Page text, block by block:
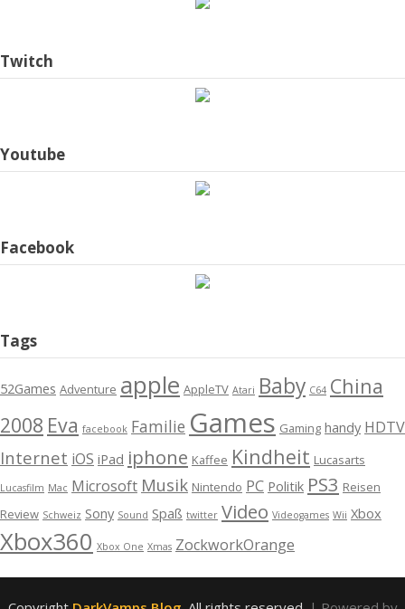
Twitch
Youtube
Facebook
Tags
52Games Adventure apple AppleTV Atari Baby C64 China
2008 Eva facebook Familie Games Gaming handy HDTV
Internet iOS iPad iphone Kaffee Kindheit Lucasarts
Lucasfilm Mac Microsoft Musik Nintendo PC Politik PS3 Reisen
Review Schweiz Sony Sound Spaß twitter Video Videogames Wii Xbox
Xbox360 Xbox One Xmas ZockworkOrange